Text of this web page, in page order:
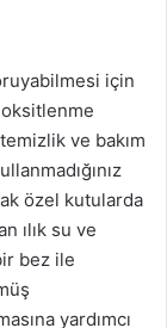
için
ve bakım
özel kutularda
ılık su ve
bez ile
yardımcı